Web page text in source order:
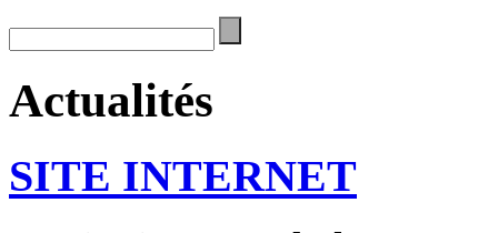
Actualités
SITE INTERNET